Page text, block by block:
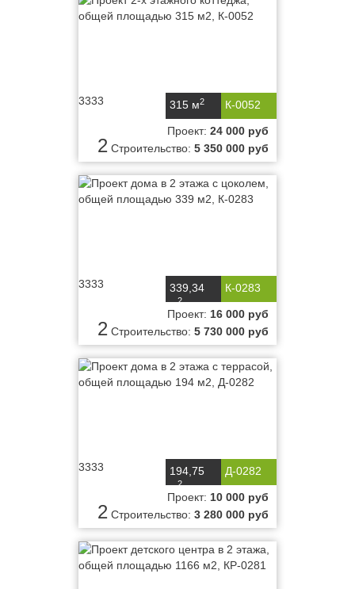
3333 К-0052
315 м2
2
Проект: 24 000 руб
Строительство: 5 350 000 руб
3333 К-0283
339,34
м2
2
Проект: 16 000 руб
Строительство: 5 730 000 руб
3333 Д-0282
194,75
м2
2
Проект: 10 000 руб
Строительство: 3 280 000 руб